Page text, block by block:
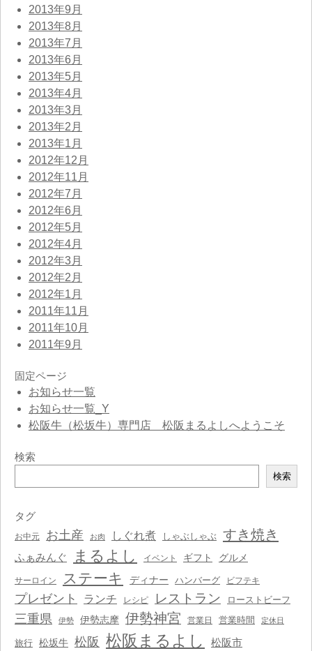
2013年9月
2013年8月
2013年7月
2013年6月
2013年5月
2013年4月
2013年3月
2013年2月
2013年1月
2012年12月
2012年11月
2012年7月
2012年6月
2012年5月
2012年4月
2012年3月
2012年2月
2012年1月
2011年11月
2011年10月
2011年9月
固定ページ
お知らせ一覧
お知らせ一覧_Y
松阪牛（松坂牛）専門店 松阪まるよしへようこそ
検索
索
検索
タグ
お中元 お土産 お肉 しぐれ煮 しゃぶしゃぶ すき焼き
ふぁみんぐ まるよし イベント ギフト グルメ
サーロイン ステーキ ディナー ハンバーグ ビフテキ
プレゼント ランチ レシピ レストラン ローストビーフ
三重県 伊勢 伊勢志摩 伊勢神宮 営業日 営業時間 定休日
旅行 松坂牛 松阪 松阪まるよし 松阪市